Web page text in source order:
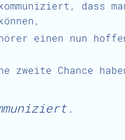
dass
einen nun
zweite Chance